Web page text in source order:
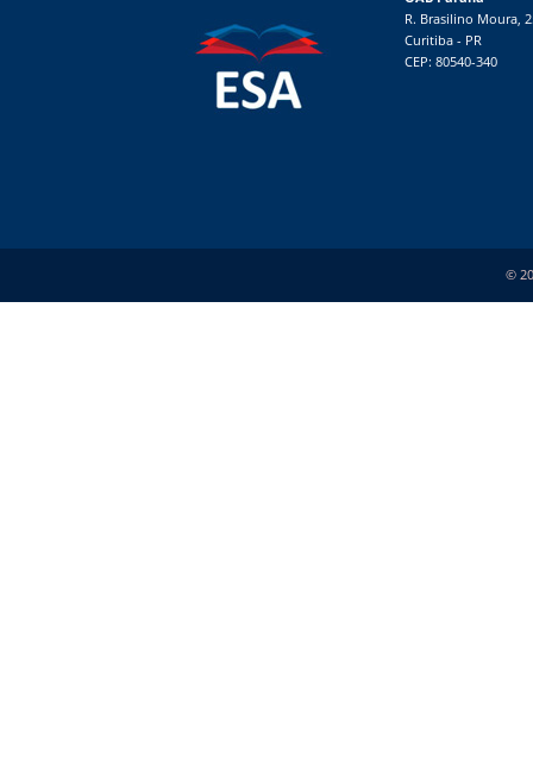
R. Brasilino Moura,
Curitiba - PR
CEP: 80540-340
©